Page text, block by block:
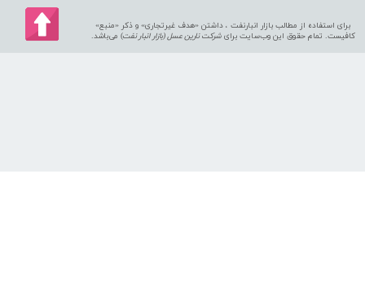
برای استفاده از مطالب بازار انبارنفت ، داشتن «هدف غیرتجاری» و ذکر «منبع»
کافیست. تمام حقوق اين وب‌سايت برای شرکت نارین عسل (بازار انبار نفت) می‌باشد.